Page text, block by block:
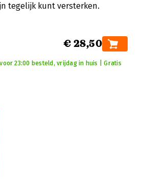
tegelijk kunt versterken.
€ 28,50
23:00 besteld, vrijdag in huis | Gratis